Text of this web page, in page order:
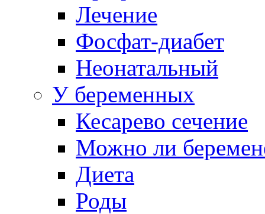
Лечение
Фосфат-диабет
Неонатальный
У беременных
Кесарево сечение
Можно ли
Диета
Роды